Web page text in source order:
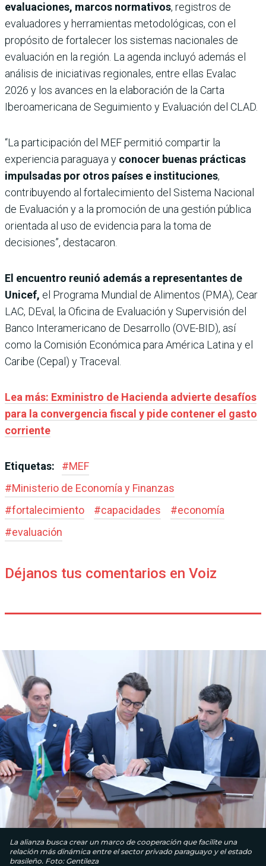
evaluaciones, marcos normativos, registros de
evaluadores y herramientas metodológicas, con el
propósito de fortalecer los sistemas nacionales de
evaluación en la región. La agenda incluyó además el
análisis de iniciativas regionales, entre ellas Evalac
2026 y los avances en la elaboración de la Carta
Iberoamericana de Seguimiento y Evaluación del CLAD.
“La participación del MEF permitió compartir la
experiencia paraguaya y conocer buenas prácticas
impulsadas por otros países e instituciones,
contribuyendo al fortalecimiento del Sistema Nacional
de Evaluación y a la promoción de una gestión pública
orientada al uso de evidencia para la toma de
decisiones”, destacaron.
El encuentro reunió además a representantes de
Unicef, el Programa Mundial de Alimentos (PMA), Cear
LAC, DEval, la Oficina de Evaluación y Supervisión del
Banco Interamericano de Desarrollo (OVE-BID), así
como la Comisión Económica para América Latina y el
Caribe (Cepal) y Traceval.
Lea más: Exministro de Hacienda advierte desafíos
para la convergencia fiscal y pide contener el gasto
corriente
Etiquetas: #MEF
#Ministerio de Economía y Finanzas
#fortalecimiento #capacidades #economía
#evaluación
Déjanos tus comentarios en Voiz
La alianza busca crear un marco de cooperación que facilite una
relación más dinámica entre el sector privado paraguayo y el estado
brasileño. Foto: Gentileza